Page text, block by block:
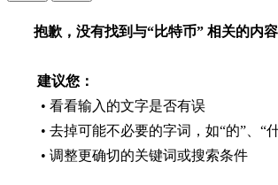
抱歉，没有找到与“比特币” 相关的内容
建议您：
• 看看输入的文字是否有误
• 去掉可能不必要的字词，如“的”、“
• 调整更确切的关键词或搜索条件